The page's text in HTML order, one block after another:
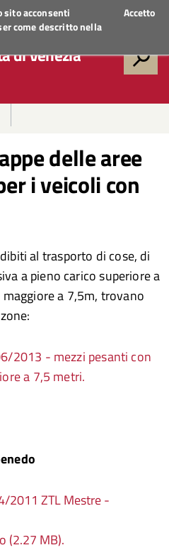
sito acconsenti
come descritto nella
Accetto
di Venezia
su
su
su
delle aree
i veicoli con
al trasporto di cose, di
a pieno carico superiore a
a 7,5m, trovano
2013 - mezzi pesanti con
a 7,5 metri.
2011 ZTL Mestre -
(2.27 MB).